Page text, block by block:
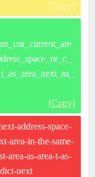
[Copy]
[Copy]
address-space-
area-in-the-same-
area-as-area-t-as-
next